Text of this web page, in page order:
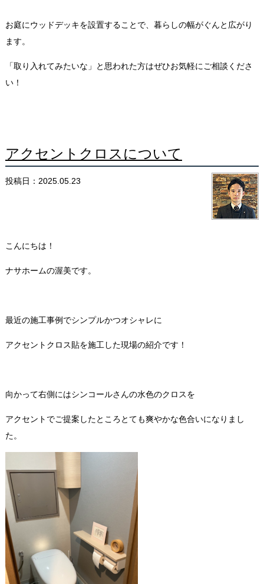
お庭にウッドデッキを設置することで、暮らしの幅がぐんと広がり
ます。
「取り入れてみたいな」と思われた方はぜひお気軽にご相談くださ
い！
アクセントクロスについて
投稿日：2025.05.23
こんにちは！
ナサホームの渥美です。
最近の施工事例でシンプルかつオシャレに
アクセントクロス貼を施工した現場の紹介です！
向かって右側にはシンコールさんの水色のクロスを
アクセントでご提案したところとても爽やかな色合いになりまし
た。